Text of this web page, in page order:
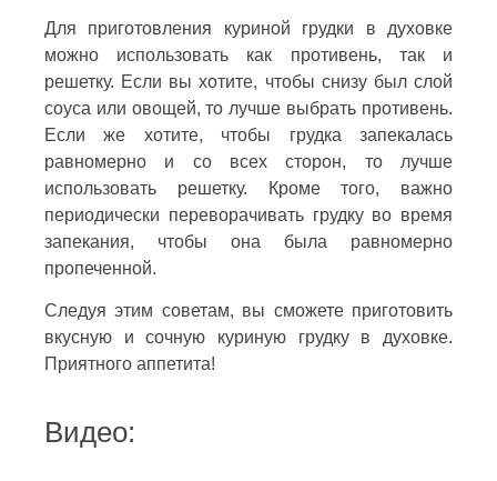
Для приготовления куриной грудки в духовке
можно использовать как противень, так и
решетку. Если вы хотите, чтобы снизу был слой
соуса или овощей, то лучше выбрать противень.
Если же хотите, чтобы грудка запекалась
равномерно и со всех сторон, то лучше
использовать решетку. Кроме того, важно
периодически переворачивать грудку во время
запекания, чтобы она была равномерно
пропеченной.
Следуя этим советам, вы сможете приготовить
вкусную и сочную куриную грудку в духовке.
Приятного аппетита!
Видео: